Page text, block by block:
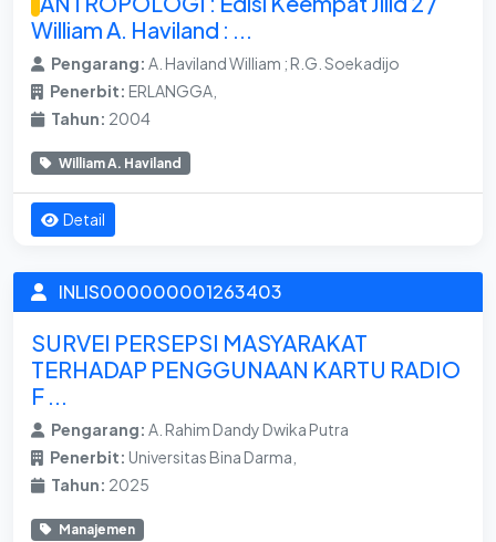
William A. Haviland : ...
Pengarang: A. Haviland William ; R.G. Soekadijo
Penerbit: ERLANGGA,
Tahun: 2004
William A. Haviland
Detail
INLIS000000001263403
SURVEI PERSEPSI MASYARAKAT
TERHADAP PENGGUNAAN KARTU RADIO
F ...
Pengarang: A. Rahim Dandy Dwika Putra
Penerbit: Universitas Bina Darma,
Tahun: 2025
Manajemen